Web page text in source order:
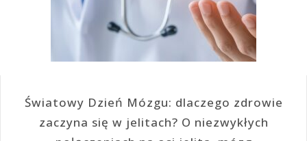
Światowy Dzień Mózgu: dlaczego zdrowie
zaczyna się w jelitach? O niezwykłych